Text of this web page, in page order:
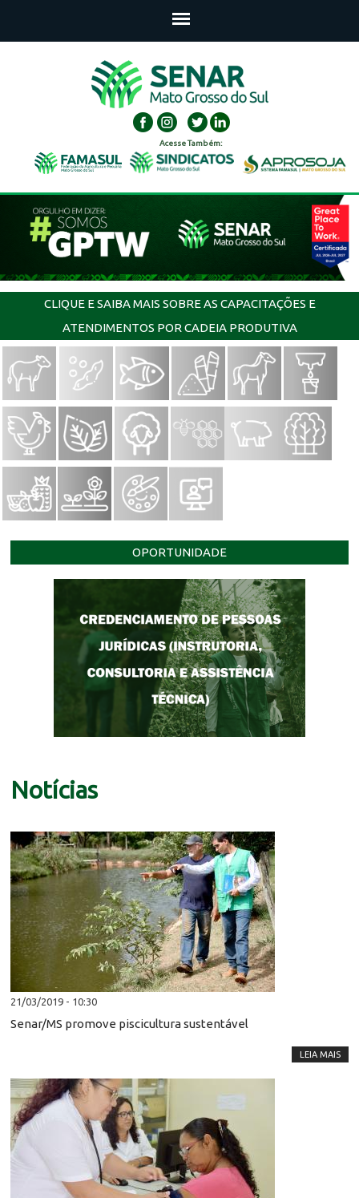
Acesse Também:
CLIQUE E SAIBA MAIS SOBRE AS CAPACITAÇÕES E
ATENDIMENTOS POR CADEIA PRODUTIVA
OPORTUNIDADE
Notícias
21/03/2019 - 10:30
Senar/MS promove piscicultura sustentável
LEIA MAIS